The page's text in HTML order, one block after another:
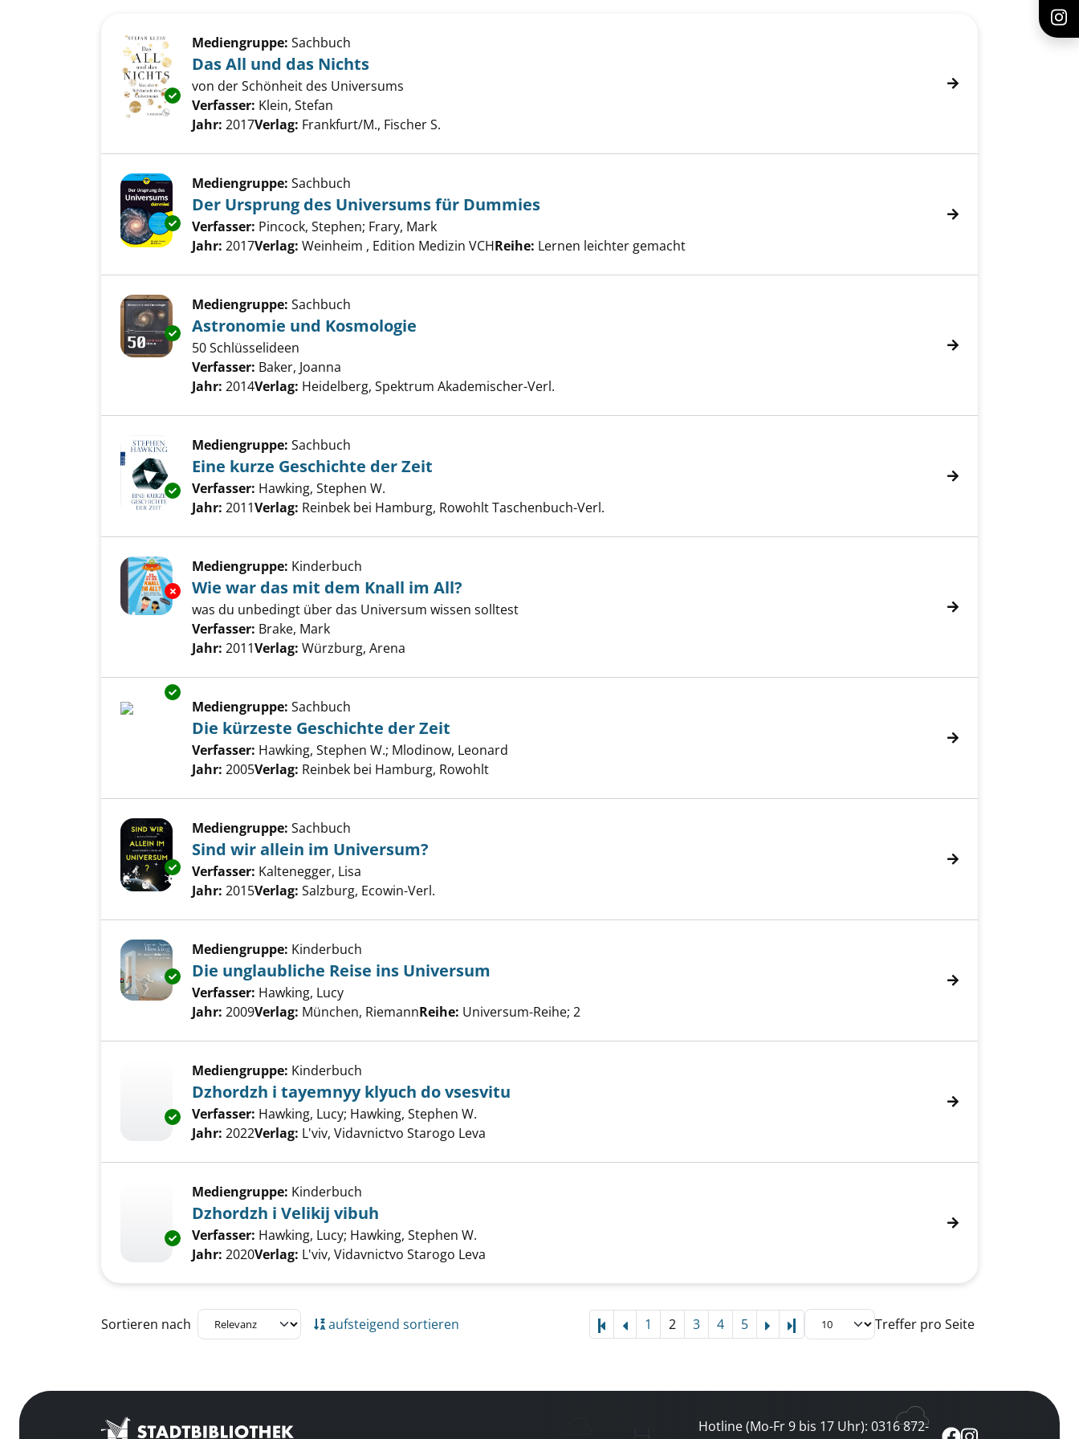
Exemplar-Details von Das All und das Nichts anzeigen
Mediengruppe: Sachbuch
Das All und das Nichts
von der Schönheit des Universums
Verfasser: Klein, Stefan
Jahr: 2017Verlag: Frankfurt/M., Fischer S.
Exemplar-Details von Der Ursprung des Universums für Dummies anzeigen
Mediengruppe: Sachbuch
Der Ursprung des Universums für Dummies
Verfasser: Pincock, Stephen; Frary, Mark
Jahr: 2017Verlag: Weinheim , Edition Medizin VCHReihe: Lernen leichter gemacht
Exemplar-Details von Astronomie und Kosmologie anzeigen
Mediengruppe: Sachbuch
Astronomie und Kosmologie
50 Schlüsselideen
Verfasser: Baker, Joanna
Jahr: 2014Verlag: Heidelberg, Spektrum Akademischer-Verl.
Exemplar-Details von Eine kurze Geschichte der Zeit anzeigen
Mediengruppe: Sachbuch
Eine kurze Geschichte der Zeit
Verfasser: Hawking, Stephen W.
Jahr: 2011Verlag: Reinbek bei Hamburg, Rowohlt Taschenbuch-Verl.
Exemplar-Details von Wie war das mit dem Knall im All? anzeigen
Mediengruppe: Kinderbuch
Wie war das mit dem Knall im All?
was du unbedingt über das Universum wissen solltest
Verfasser: Brake, Mark
Jahr: 2011Verlag: Würzburg, Arena
Exemplar-Details von Die kürzeste Geschichte der Zeit anzeigen
Mediengruppe: Sachbuch
Die kürzeste Geschichte der Zeit
Verfasser: Hawking, Stephen W.; Mlodinow, Leonard
Jahr: 2005Verlag: Reinbek bei Hamburg, Rowohlt
Exemplar-Details von Sind wir allein im Universum? anzeigen
Mediengruppe: Sachbuch
Sind wir allein im Universum?
Verfasser: Kaltenegger, Lisa
Jahr: 2015Verlag: Salzburg, Ecowin-Verl.
Exemplar-Details von Die unglaubliche Reise ins Universum anzeigen
Mediengruppe: Kinderbuch
Die unglaubliche Reise ins Universum
Verfasser: Hawking, Lucy
Jahr: 2009Verlag: München, RiemannReihe: Universum-Reihe; 2
Exemplar-Details von Dzhordzh i tayemnyy klyuch do vsesvitu anzeigen
Mediengruppe: Kinderbuch
Dzhordzh i tayemnyy klyuch do vsesvitu
Verfasser: Hawking, Lucy; Hawking, Stephen W.
Jahr: 2022Verlag: L'viv, Vidavnictvo Starogo Leva
Exemplar-Details von Dzhordzh i Velikij vibuh anzeigen
Mediengruppe: Kinderbuch
Dzhordzh i Velikij vibuh
Verfasser: Hawking, Lucy; Hawking, Stephen W.
Jahr: 2020Verlag: L'viv, Vidavnictvo Starogo Leva
Zu den Suchfiltern springen
Sortieren nach aufsteigend sortieren 1 2 3 4 5 Letzte Seite Treffer pro Seite
Hotline (Mo-Fr 9 bis 17 Uhr): 0316 872-